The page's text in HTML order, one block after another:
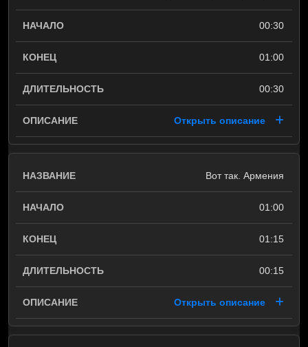
00:30
01:00
00:30
Открыть описание
Вот так. Армения
01:00
01:15
00:15
Открыть описание